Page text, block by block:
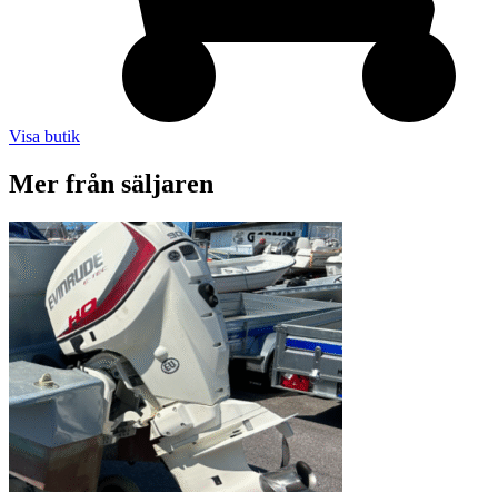
Visa butik
Mer från säljaren